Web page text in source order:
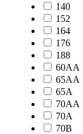
140
152
164
176
188
60AA
65AA
65A
70AA
70A
70B